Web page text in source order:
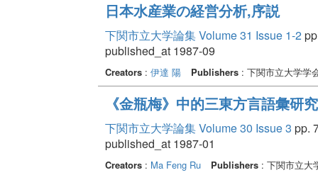
日本水産業の経営分析,序説
下関市立大学論集 Volume 31 Issue 1-2
published_at 1987-09
Creators: 伊達 陽 Publishers: 下関市立大学学
《金瓶梅》中的三東方言語彙研
下関市立大学論集 Volume 30 Issue 3 pp.
published_at 1987-01
Creators: Ma Feng Ru Publishers: 下関市立大